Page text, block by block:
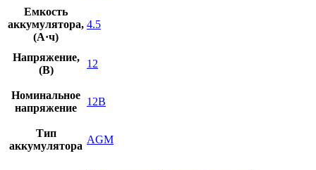
Емкость
аккумулятора,
(А·ч)
4.5
Напряжение,
(В)
12
Номинальное
напряжение
12В
Тип
аккумулятора
AGM